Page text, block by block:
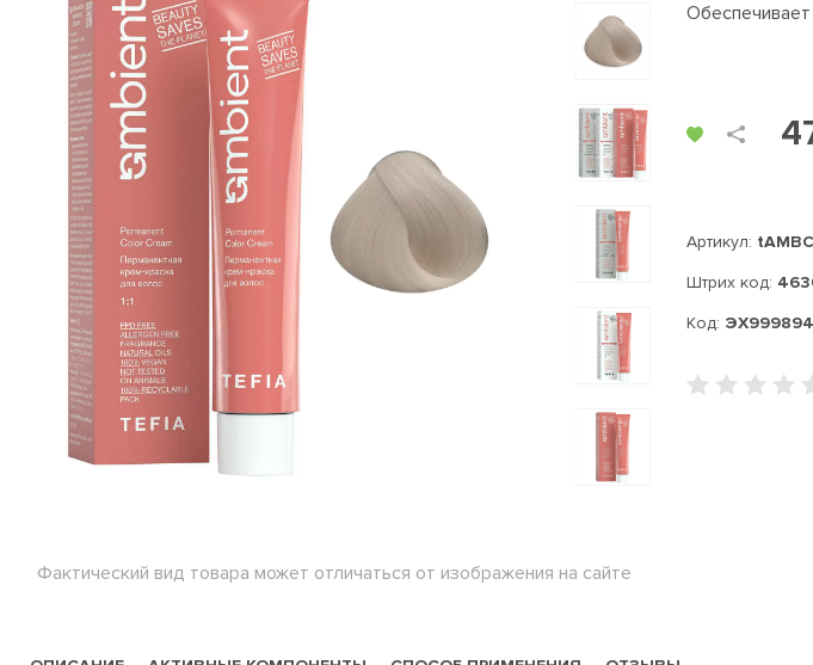
Фактический вид товара может отличаться от изображения на сайте
Артикул:
Штрих код:
Код: